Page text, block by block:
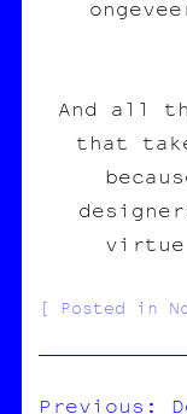
And all
that
virtue
Posted in
Previous: